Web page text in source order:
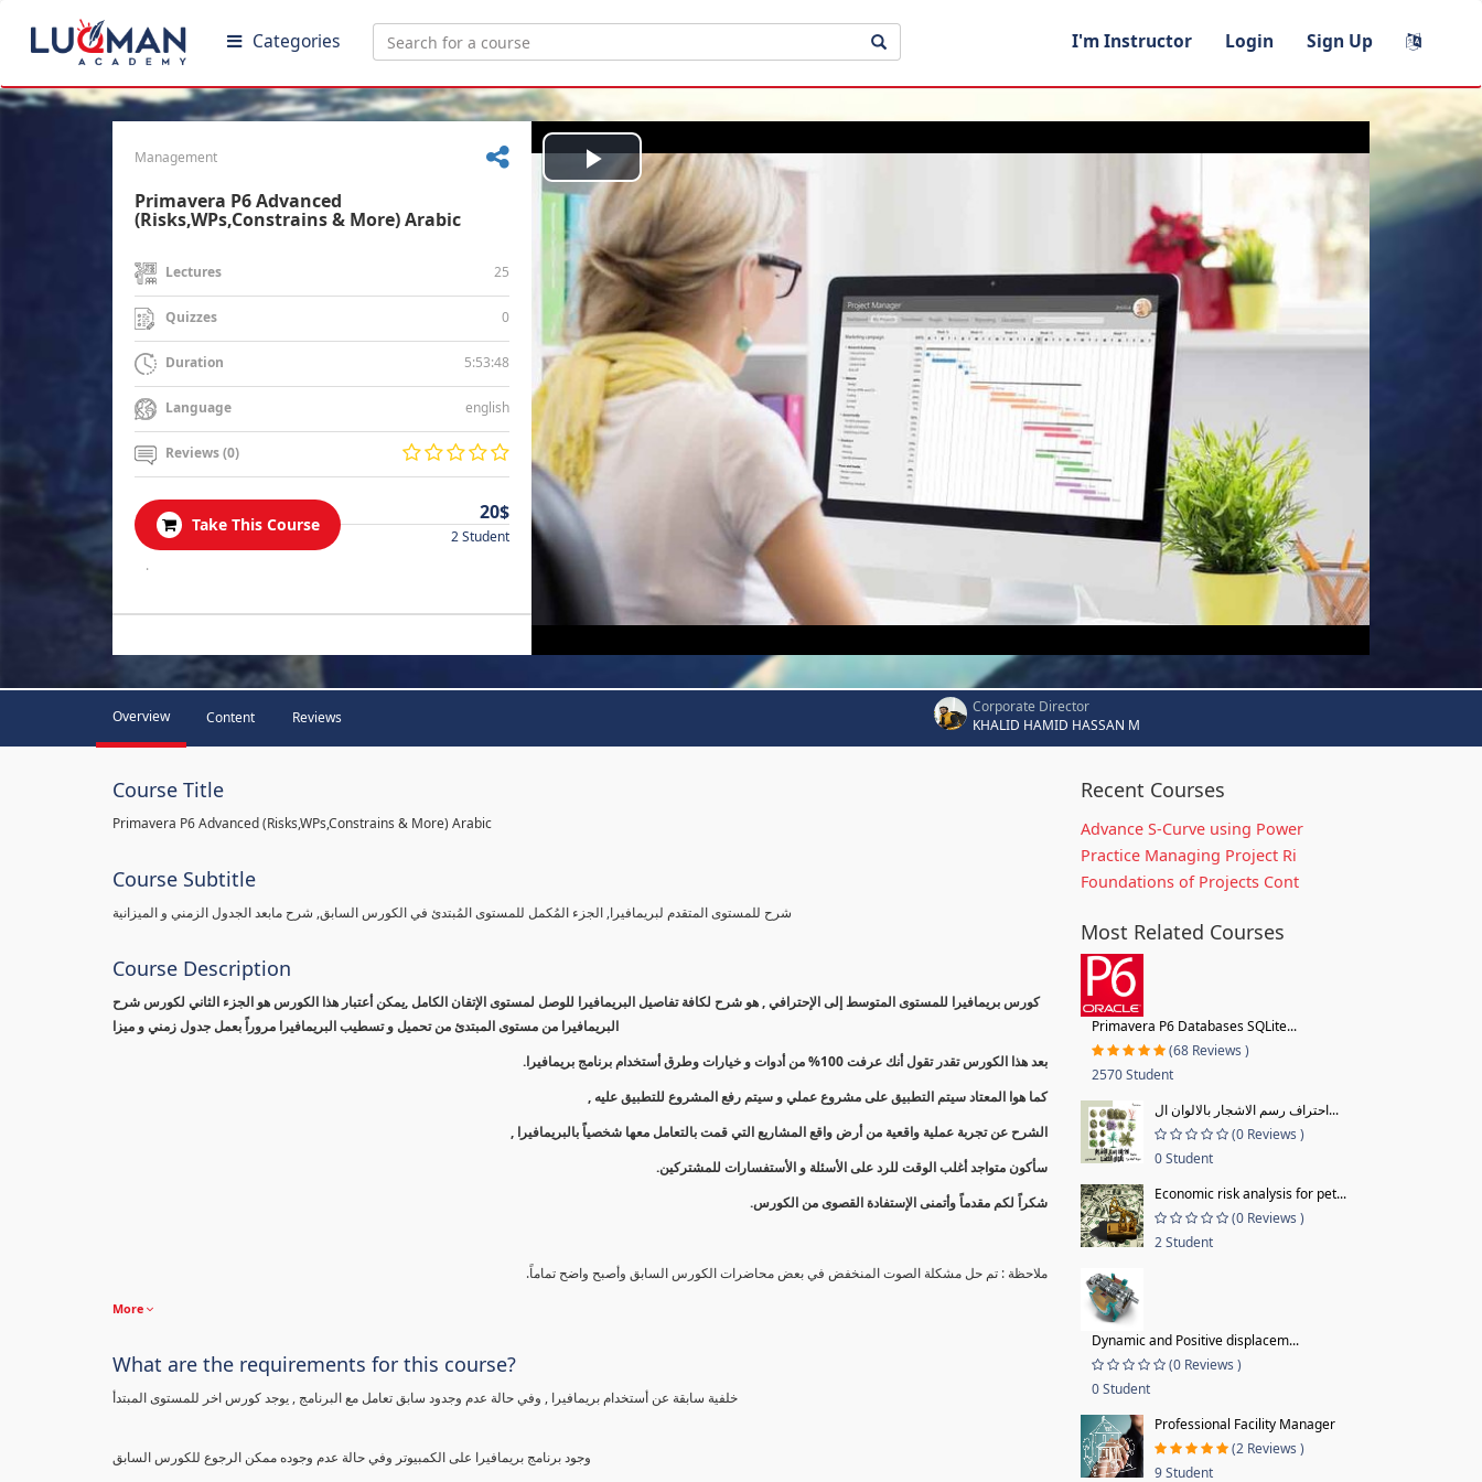
Categories I'm Instructor Login Sign Up
Management
Primavera P6 Advanced
(Risks,WPs,Constrains & More) Arabic
Lectures 25
Quizzes 0
Duration 5:53:48
Language english
Reviews (0)
Take This Course
20$
2 Student
.
Play
Video
Overview Content Reviews
Corporate Director
KHALID HAMID HASSAN M
Course Title
Primavera P6 Advanced (Risks,WPs,Constrains & More) Arabic
Course Subtitle
شرح للمستوى المتقدم لبريمافيرا, الجزء المُكمل للمستوى المُبتدئ في الكورس السابق, شرح مابعد الجدول الزمني و الميزانية
Course Description
كورس بريمافيرا للمستوى المتوسط إلى الإحترافي , هو شرح لكافة تفاصيل البريمافيرا للوصل لمستوى الإتقان الكامل ,يمكن أعتبار هذا الكورس هو الجزء الثاني لكورس شرح
البريمافيرا من مستوى المبتدئ من تحميل و تسطيب البريمافيرا مروراً بعمل جدول زمني و ميزا
بعد هذا الكورس تقدر تقول أنك عرفت 100% من أدوات و خيارات وطرق أستخدام برنامج بريمافيرا.
كما هوا المعتاد سيتم التطبيق على مشروع عملي و سيتم رفع المشروع للتطبيق عليه ,
الشرح عن تجربة عملية واقعية من أرض واقع المشاريع التي قمت بالتعامل معها شخصياً بالبريمافيرا ,
سأكون متواجد أغلب الوقت للرد على الأسئلة و الأستفسارات للمشتركين.
شكراً لكم مقدماً وأتمنى الإستفادة القصوى من الكورس.
ملاحظة : تم حل مشكلة الصوت المنخفض في بعض محاضرات الكورس السابق وأصبح واضح تماماً.
More
What are the requirements for this course?
خلفية سابقة عن أستخدام بريمافيرا , وفي حالة عدم وجدود سابق تعامل مع البرنامج , يوجد كورس اخر للمستوى المبتدأ
وجود برنامج بريمافيرا على الكمبيوتر وفي حالة عدم وجوده ممكن الرجوع للكورس السابق
Recent Courses
Advance S-Curve using Power
Practice Managing Project Ri
Foundations of Projects Cont
Most Related Courses
Primavera P6 Databases SQLite...
(68 Reviews )
2570 Student
احتراف رسم الاشجار بالالوان ال...
(0 Reviews )
0 Student
Economic risk analysis for pet...
(0 Reviews )
2 Student
Dynamic and Positive displacem...
(0 Reviews )
0 Student
Professional Facility Manager
(2 Reviews )
9 Student